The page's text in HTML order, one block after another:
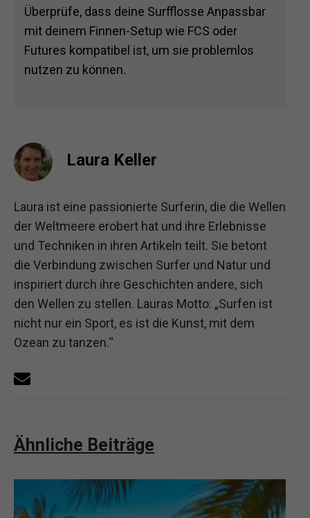
Überprüfe, dass deine Surfflosse Anpassbar
mit deinem Finnen-Setup wie FCS oder
Futures kompatibel ist, um sie problemlos
nutzen zu können.
Laura Keller
Laura ist eine passionierte Surferin, die die Wellen
der Weltmeere erobert hat und ihre Erlebnisse
und Techniken in ihren Artikeln teilt. Sie betont
die Verbindung zwischen Surfer und Natur und
inspiriert durch ihre Geschichten andere, sich
den Wellen zu stellen. Lauras Motto: „Surfen ist
nicht nur ein Sport, es ist die Kunst, mit dem
Ozean zu tanzen.“
Ähnliche Beiträge